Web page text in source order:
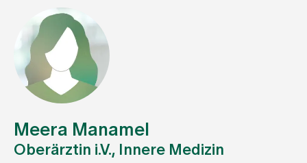
Fachbereiche
Aufenthalt
Meera Manamel
Oberärztin i.V., Innere Medizin